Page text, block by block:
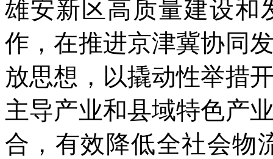
雄安新区高质量建设和
作，在推进京津冀协同
放思想，以撬动性举措
主导产业和县域特色产
合，有效降低全社会物